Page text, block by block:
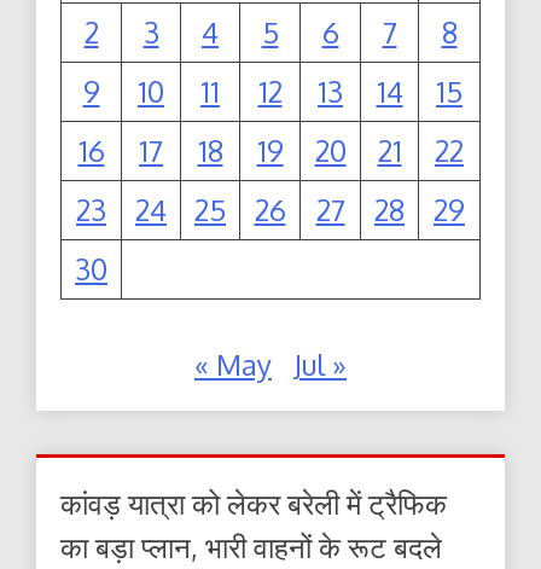
2
3 4 5 6 7
8
9
10 11 12 13 14
15
16
17 18 19 20 21
22
23
24 25 26 27 28
29
30
« May Jul »
कांवड़ यात्रा को लेकर बरेली में ट्रैफिक
का बड़ा प्लान, भारी वाहनों के रूट बदले